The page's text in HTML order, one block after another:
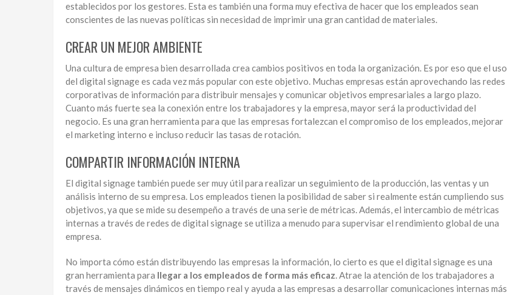
establecidos por los gestores. Esta es también una forma muy efectiva de hacer que los empleados sean
conscientes de las nuevas políticas sin necesidad de imprimir una gran cantidad de materiales.
CREAR UN MEJOR AMBIENTE
Una cultura de empresa bien desarrollada crea cambios positivos en toda la organización. Es por eso que el uso
del digital signage es cada vez más popular con este objetivo. Muchas empresas están aprovechando las redes
corporativas de información para distribuir mensajes y comunicar objetivos empresariales a largo plazo.
Cuanto más fuerte sea la conexión entre los trabajadores y la empresa, mayor será la productividad del
negocio. Es una gran herramienta para que las empresas fortalezcan el compromiso de los empleados, mejorar
el marketing interno e incluso reducir las tasas de rotación.
COMPARTIR INFORMACIÓN INTERNA
El digital signage también puede ser muy útil para realizar un seguimiento de la producción, las ventas y un
análisis interno de su empresa. Los empleados tienen la posibilidad de saber si realmente están cumpliendo sus
objetivos, ya que se mide su desempeño a través de una serie de métricas. Además, el intercambio de métricas
internas a través de redes de digital signage se utiliza a menudo para supervisar el rendimiento global de una
empresa.
No importa cómo están distribuyendo las empresas la información, lo cierto es que el digital signage es una
gran herramienta para llegar a los empleados de forma más eficaz. Atrae la atención de los trabajadores a
través de mensajes dinámicos en tiempo real y ayuda a las empresas a desarrollar comunicaciones internas más